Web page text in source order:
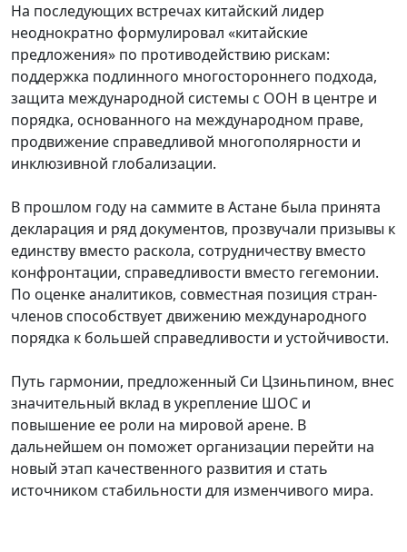
На последующих встречах китайский лидер
неоднократно формулировал «китайские
предложения» по противодействию рискам:
поддержка подлинного многостороннего подхода,
защита международной системы с ООН в центре и
порядка, основанного на международном праве,
продвижение справедливой многополярности и
инклюзивной глобализации.
В прошлом году на саммите в Астане была принята
декларация и ряд документов, прозвучали призывы к
единству вместо раскола, сотрудничеству вместо
конфронтации, справедливости вместо гегемонии.
По оценке аналитиков, совместная позиция стран-
членов способствует движению международного
порядка к большей справедливости и устойчивости.
Путь гармонии, предложенный Си Цзиньпином, внес
значительный вклад в укрепление ШОС и
повышение ее роли на мировой арене. В
дальнейшем он поможет организации перейти на
новый этап качественного развития и стать
источником стабильности для изменчивого мира.